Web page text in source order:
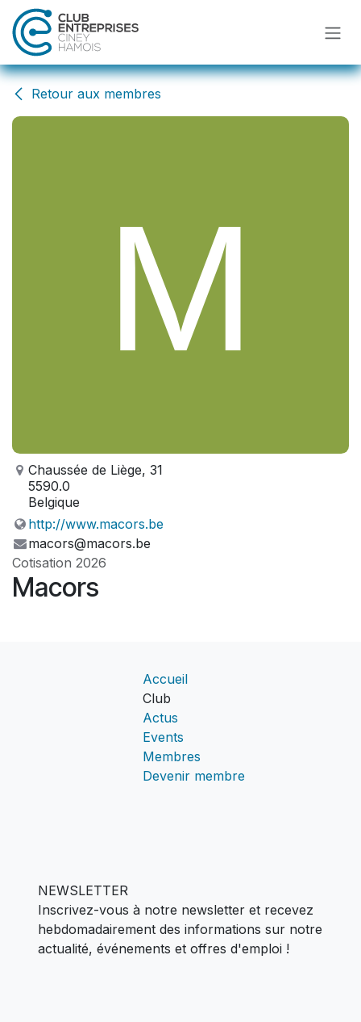
Se rendre au contenu
Retour aux membres
Chaussée de Liège, 31
5590.0
Belgique
http://www.macors.be
macors@macors.be
Cotisation 2026
Macors
Accueil
Club
Actus
Events
Membres
Devenir membre
NEWSLETTER
Inscrivez-vous à notre newsletter et recevez
hebdomadairement des informations sur notre
actualité, événements et offres d'emploi !